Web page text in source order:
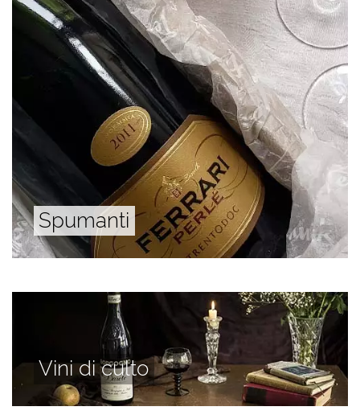
Spumanti
Vini di culto